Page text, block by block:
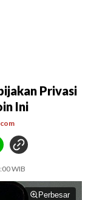
Privasi
Ini
WIB
Perbesar